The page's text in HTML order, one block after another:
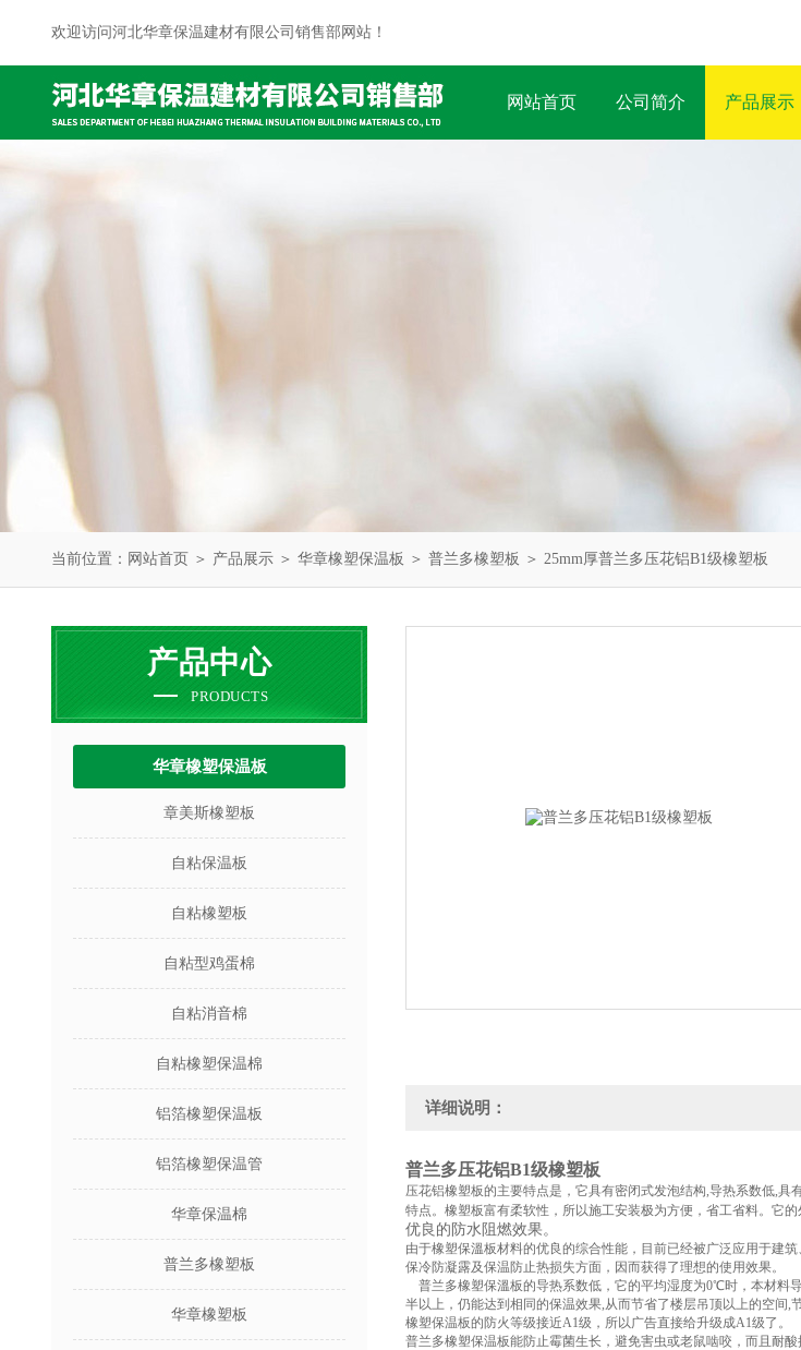
欢迎访问河北华章保温建材有限公司销售部网站！
网站首页 公司简介 产品展示
当前位置： 网站首页 ＞ 产品展示 ＞ 华章橡塑保温板 ＞ 普兰多橡塑板 ＞ 25mm厚普兰多压花铝B1级橡塑板
产品中心
PRODUCTS
华章橡塑保温板
章美斯橡塑板
自粘保温板
自粘橡塑板
自粘型鸡蛋棉
自粘消音棉
自粘橡塑保温棉
铝箔橡塑保温板
铝箔橡塑保温管
华章保温棉
普兰多橡塑板
华章橡塑板
详细说明：
普兰多压花铝B1级橡塑板
压花铝橡塑板的主要特点是，它具有密闭式发泡结构,导热系数低,具
特点。橡塑板富有柔软性，所以施工安装极为方便，省工省料。它
优良的防水阻燃效果。
由于橡塑保溫板材料的优良的综合性能，目前已经被广泛应用于建
保冷防凝露及保温防止热损失方面，因而获得了理想的使用效果。
普兰多橡塑保溫板的导热系数低，它的平均湿度为0℃时，本材料
半以上，仍能达到相同的保温效果,从而节省了楼层吊顶以上的空间,
橡塑保温板的防火等级接近A1级，所以广告直接给升级成A1级了。
普兰多橡塑保温板能防止霉菌生长，避免害虫或老鼠啮咬，而且耐